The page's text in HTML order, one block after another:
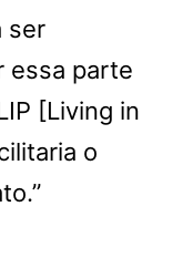
ser
essa parte
[Living in
o